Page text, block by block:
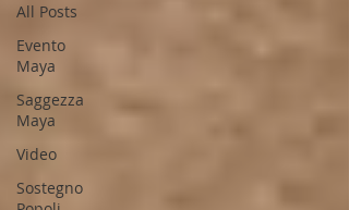
All Posts
Evento
Maya
Saggezza
Maya
Video
Sostegno